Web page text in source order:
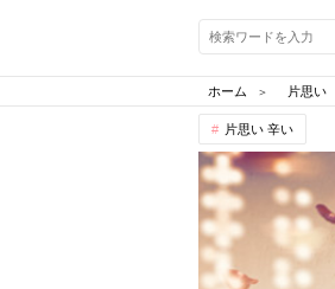
ホーム 片思い
片思い 辛い